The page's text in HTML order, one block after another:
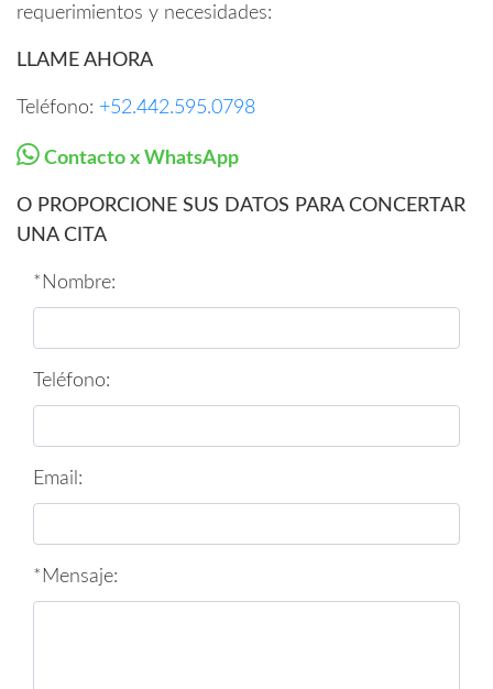
requerimientos y necesidades:
LLAME AHORA
Teléfono: +52.442.595.0798
Contacto x WhatsApp
O PROPORCIONE SUS DATOS PARA CONCERTAR
UNA CITA
*Nombre:
Teléfono:
Email:
*Mensaje: